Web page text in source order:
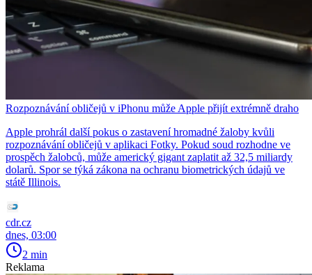
Rozpoznávání obličejů v iPhonu může Apple přijít extrémně draho
Apple prohrál další pokus o zastavení hromadné žaloby kvůli
rozpoznávání obličejů v aplikaci Fotky. Pokud soud rozhodne ve
prospěch žalobců, může americký gigant zaplatit až 32,5 miliardy
dolarů. Spor se týká zákona na ochranu biometrických údajů ve
státě Illinois.
cdr.cz
dnes, 03:00
2 min
Reklama